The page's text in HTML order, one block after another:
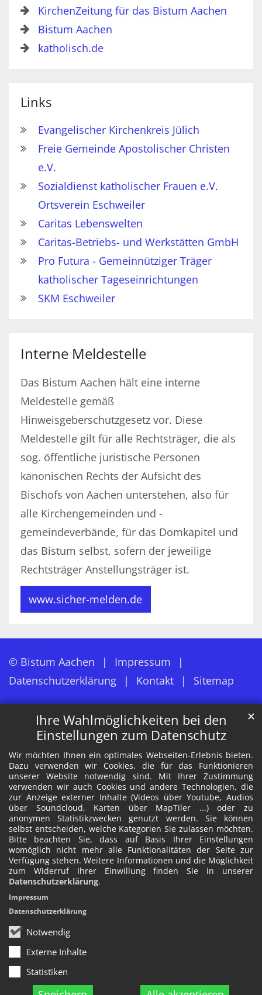
Ihre Wahlmöglichkeiten bei den
Einstellungen zum Datenschutz
Wir möchten Ihnen ein optimales Webseiten-Erlebnis bieten.
Dazu verwenden wir Cookies, die für das Funktionieren
unserer Website notwendig sind. Mit Ihrer Zustimmung
verwenden wir auch Cookies und andere Technologien, die
zur Anzeige externer Inhalte (Videos über Youtube, Audios
über Soundcloud, Karten über MapTiler ...) oder zu
anonymen Statistikzwecken genutzt werden. Sie können
selbst entscheiden, welche Kategorien Sie zulassen möchten.
Bitte beachten Sie, dass auf Basis Ihrer Einstellungen
womöglich nicht mehr alle Funktionalitäten der Seite zur
Verfügung stehen. Weitere Informationen und die Möglichkeit
zum Widerruf Ihrer Einwillung finden Sie in unserer
Datenschutzerklärung.
Notwendig
Externe Inhalte
Statistiken
✕
Impressum
Datenschutzerklärung
KirchenZeitung für das Bistum Aachen
Bistum Aachen
katholisch.de
Links
Evangelischer Kirchenkreis Jülich
Freie Gemeinde Apostolischer Christen
e.V.
Sozialdienst katholischer Frauen e.V.
Ortsverein Eschweiler
Caritas Lebenswelten
Caritas-Betriebs- und Werkstätten GmbH
Pro Futura - Gemeinnütziger Träger
katholischer Tageseinrichtungen
SKM Eschweiler
Interne Meldestelle
Das Bistum Aachen hält eine interne
Meldestelle gemäß
Hinweisgeberschutzgesetz vor. Diese
Meldestelle gilt für alle Rechtsträger, die als
sog. öffentliche juristische Personen
kanonischen Rechts der Aufsicht des
Bischofs von Aachen unterstehen, also für
alle Kirchengemeinden und -
gemeindeverbände, für das Domkapitel und
das Bistum selbst, sofern der jeweilige
Rechtsträger Anstellungsträger ist.
www.sicher-melden.de
© Bistum Aachen
Impressum
Datenschutzerklärung
Kontakt Sitemap